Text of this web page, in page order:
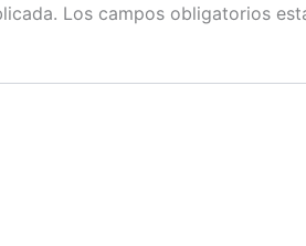
Los campos obligatorios